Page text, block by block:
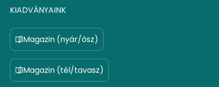
KIADVÁNYAINK
Magazin (nyár/ősz)
Magazin (tél/tavasz)